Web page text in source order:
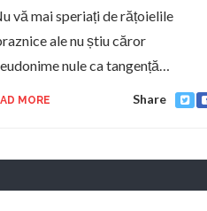
vă mai speriați de rățoielile
ale nu știu căror
nule ca tangență…
MORE Share